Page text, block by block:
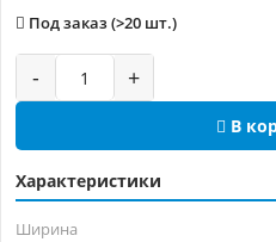
Под заказ (>20 шт.)
- +
В
Характеристики
Ширина